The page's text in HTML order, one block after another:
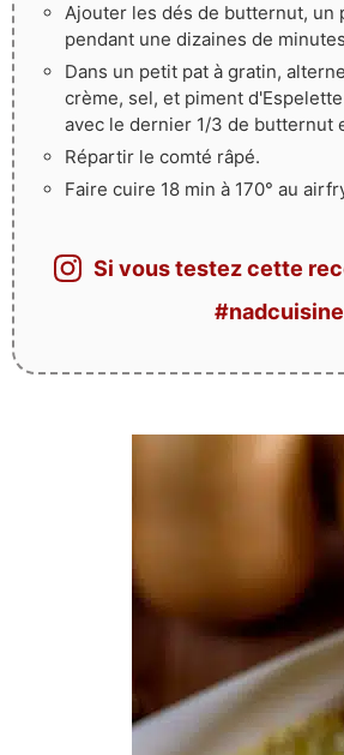
Ajouter les dés de butternut, un
pendant une dizaines de
Dans un petit pat à gratin,
crème, sel, et piment
avec le dernier 1/3 de butternut
Répartir le comté râpé.
Faire cuire 18 min à 170° au
Si vous testez cette